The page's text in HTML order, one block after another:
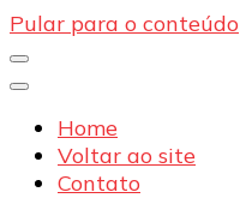
Pular para o conteúdo
Home
Voltar ao site
Contato